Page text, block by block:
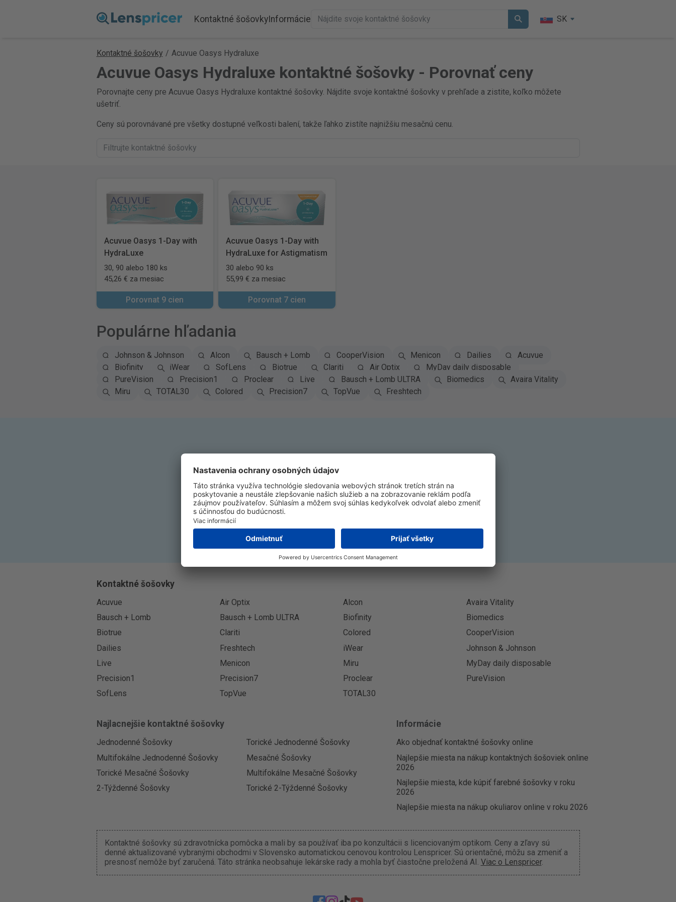
Kontaktné šošovkyInformácie SK
Kontaktné šošovky / Acuvue Oasys Hydraluxe
Acuvue Oasys Hydraluxe kontaktné šošovky - Porovnať ceny
Porovnajte ceny pre Acuvue Oasys Hydraluxe kontaktné šošovky. Nájdite svoje kontaktné šošovky v prehľade a zistite, koľko môžete
ušetriť.
Ceny sú porovnávané pre všetky dostupné veľkosti balení, takže ľahko zistíte najnižšiu mesačnú cenu.
Acuvue Oasys 1-Day with
HydraLuxe
30, 90 alebo 180 ks
45,26 € za mesiac
Porovnat 9 cien
Acuvue Oasys 1-Day with
HydraLuxe for Astigmatism
30 alebo 90 ks
55,99 € za mesiac
Porovnat 7 cien
Populárne hľadania
Johnson & Johnson Alcon Bausch + Lomb CooperVision Menicon Dailies
Acuvue
Biofinity
iWear SofLens Biotrue Clariti Air Optix
MyDay daily disposable
PureVision
Precision1 Proclear Live Bausch + Lomb ULTRA Biomedics
Avaira Vitality
Miru
TOTAL30 Colored Precision7 TopVue Freshtech
Prihlásenie k odberu noviniek
Kontaktné šošovky
Acuvue Air Optix Alcon
Avaira Vitality
Bausch + Lomb
Bausch + Lomb ULTRA Biofinity
Biomedics
Biotrue
Clariti Colored
CooperVision
Dailies
Freshtech iWear
Johnson & Johnson
Live
Menicon Miru
MyDay daily disposable
Precision1
Precision7 Proclear
PureVision
SofLens
TopVue TOTAL30
Najlacnejšie kontaktné šošovky
Jednodenné Šošovky
Torické Jednodenné Šošovky
Multifokálne Jednodenné Šošovky
Mesačné Šošovky
Torické Mesačné Šošovky
Multifokálne Mesačné Šošovky
2-Týždenné Šošovky
Torické 2-Týždenné Šošovky
Informácie
Ako objednať kontaktné šošovky online
Najlepšie miesta na nákup kontaktných šošoviek online
2026
Najlepšie miesta, kde kúpiť farebné šošovky v roku
2026
Najlepšie miesta na nákup okuliarov online v roku 2026
Kontaktné šošovky sú zdravotnícka pomôcka a mali by sa používať iba po konzultácii s licenciovaným optikom. Ceny a zľavy sú
denné aktualizované vybranými obchodmi v Slovensko automatickou cenovou kontrolou Lenspricer. Sú orientačné, môžu sa zmeniť a
presnosť nemôže byť zaručená. Táto stránka neobsahuje lekárske rady a mohla byť čiastočne preložená AI. Viac o Lenspricer.